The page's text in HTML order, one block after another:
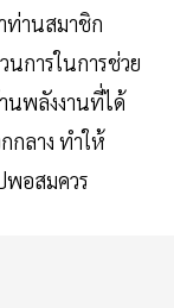
ท่านสมาชิก
นการในการช่วย
นพลังงานที่ได้
กลาง ทำให้
พอสมควร